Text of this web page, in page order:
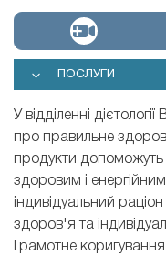
ПОСЛУГИ
У відділенні
про правильне
продукти
здоровим і
індивідуальний
здоров'я та
Грамотне